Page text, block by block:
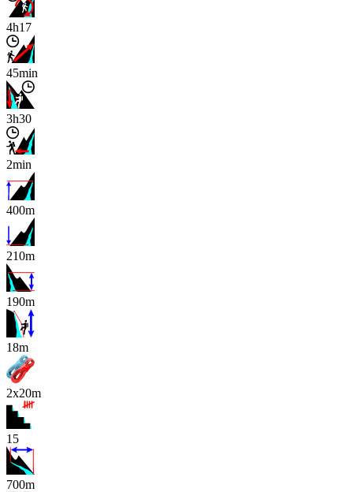
4h17
45min
3h30
2min
400m
210m
190m
x
18m
2x20m
15
700m